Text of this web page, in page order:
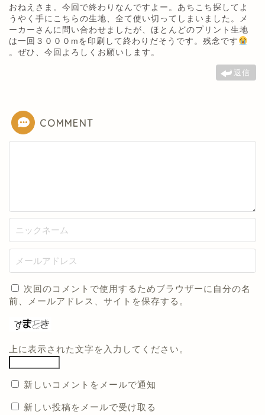
おねえさま。今回で終わりなんですよー。あちこち探してよ
うやく手にこちらの生地、全て使い切ってしまいました。メ
ーカーさんに問い合わせましたが、ほとんどのプリント生地
は一回３０００mを印刷して終わりだそうです。残念です
。ぜひ、今回よろしくお願いします。
返信
COMMENT
次回のコメントで使用するためブラウザーに自分の名
前、メールアドレス、サイトを保存する。
上に表示された文字を入力してください。
新しいコメントをメールで通知
新しい投稿をメールで受け取る